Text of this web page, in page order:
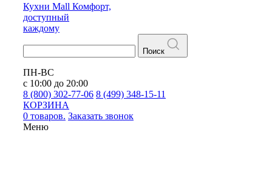
Кухни Mall Комфорт,
доступный
каждому
Поиск
ПН-ВС
с 10:00 до 20:00
8 (800) 302-77-06 8 (499) 348-15-11
КОРЗИНА
0 товаров. Заказать звонок
Меню